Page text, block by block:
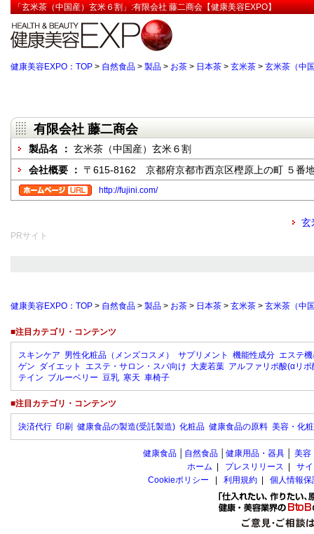
「玄米茶（中国産）玄米６割」:有限会社 藤二商会【健康美容EXPO】
健康美容EXPO：TOP > 自然食品 > 製品 > お茶 > 日本茶 > 玄米茶 > 玄米茶（中
有限会社 藤二商会
製品名 ： 玄米茶（中国産）玄米６割
会社概要 ： 〒615-8162 京都府京都市西京区樫原上の町 ５番
http://fujini.com/
玄
PRサイト
健康美容EXPO：TOP > 自然食品 > 製品 > お茶 > 日本茶 > 玄米茶 > 玄米茶（中
■注目カテゴリ・コンテンツ
スキンケア 男性化粧品（メンズコスメ） サプリメント 機能性成分 エステ
ゲン ダイエット エステ・サロン・スパ向け 大麦若葉 アルファリポ酸(αリポ
テイン ブルーベリー 豆乳 寒天 車椅子
■注目カテゴリ・コンテンツ
決済代行 印刷 健康食品の製造(受託製造) 化粧品 健康食品の原料 美容・化
健康食品 自然食品 健康用品・器具 美容
ホーム
プレスリリース
サ
Cookieポリシー
利用規約 個人情報